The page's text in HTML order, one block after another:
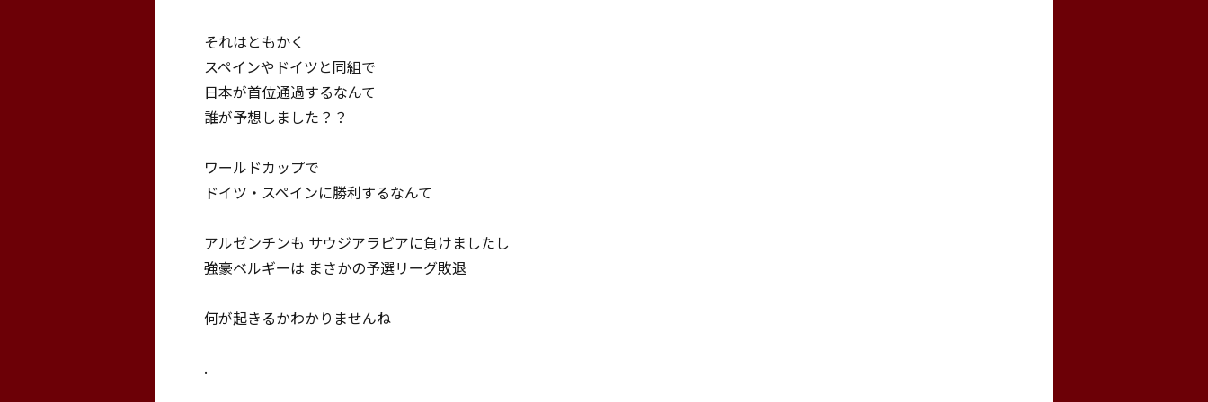
それはともかく
スペインやドイツと同組で
日本が首位通過するなんて
誰が予想しました？？
ワールドカップで
ドイツ・スペインに勝利するなんて
アルゼンチンも サウジアラビアに負けましたし
強豪ベルギーは まさかの予選リーグ敗退
何が起きるかわかりませんね
.